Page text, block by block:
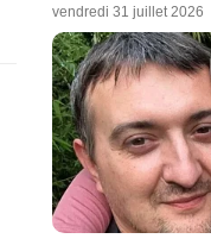
vendredi 31 juillet 2026